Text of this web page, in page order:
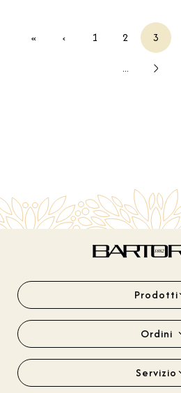
« ‹ 1 2 3
...
Prodotti
Ordini
Servizio